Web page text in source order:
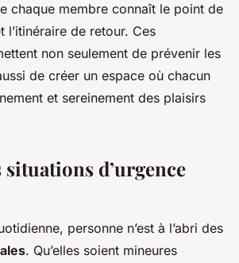
chaque membre connaît le point de
l’itinéraire de retour. Ces
non seulement de prévenir les
de créer un espace où chacun
et sereinement des plaisirs
situations d’urgence
personne n’est à l’abri des
. Qu’elles soient mineures